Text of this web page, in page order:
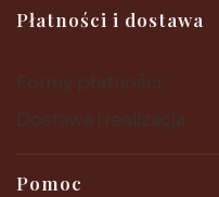
Linki w stopce
Płatności i dostawa
Pomoc